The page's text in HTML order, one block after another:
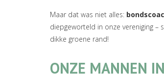
Maar dat was niet alles:
diepgeworteld in onze vereniging
dikke groene rand!
ONZE MANNEN